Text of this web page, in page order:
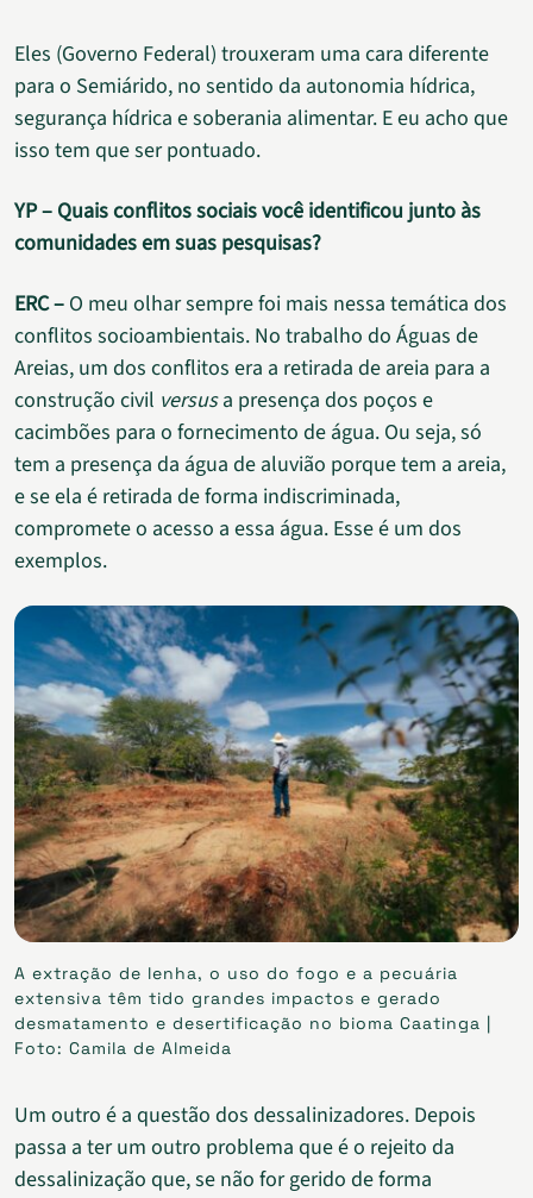
Eles (Governo Federal) trouxeram uma cara diferente
para o Semiárido, no sentido da autonomia hídrica,
segurança hídrica e soberania alimentar. E eu acho que
isso tem que ser pontuado.
YP – Quais conflitos sociais você identificou junto às
comunidades em suas pesquisas?
ERC – O meu olhar sempre foi mais nessa temática dos
conflitos socioambientais. No trabalho do Águas de
Areias, um dos conflitos era a retirada de areia para a
construção civil versusa presença dos poços e
cacimbões para o fornecimento de água. Ou seja, só
tem a presença da água de aluvião porque tem a areia,
e se ela é retirada de forma indiscriminada,
compromete o acesso a essa água. Esse é um dos
exemplos.
A extração de lenha, o uso do fogo e a pecuária
extensiva têm tido grandes impactos e gerado
desmatamento e desertificação no bioma Caatinga |
Foto: Camila de Almeida
Um outro é a questão dos dessalinizadores. Depois
passa a ter um outro problema que é o rejeito da
dessalinização que, se não for gerido de forma